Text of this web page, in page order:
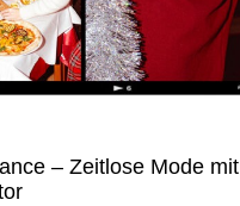
– Zeitlose Mode mit